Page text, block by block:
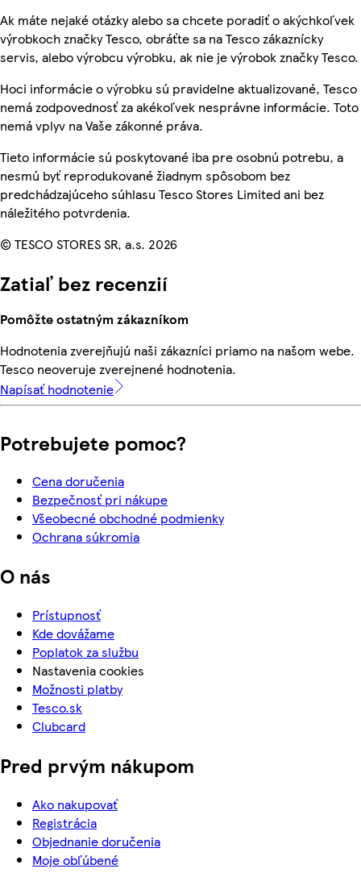
Ak máte nejaké otázky alebo sa chcete poradiť o akýchkoľvek
výrobkoch značky Tesco, obráťte sa na Tesco zákaznícky
servis, alebo výrobcu výrobku, ak nie je výrobok značky Tesco.
Hoci informácie o výrobku sú pravidelne aktualizované, Tesco
nemá zodpovednosť za akékoľvek nesprávne informácie. Toto
nemá vplyv na Vaše zákonné práva.
Tieto informácie sú poskytované iba pre osobnú potrebu, a
nesmú byť reprodukované žiadnym spôsobom bez
predchádzajúceho súhlasu Tesco Stores Limited ani bez
náležitého potvrdenia.
© TESCO STORES SR, a.s. 2026
Zatiaľ bez recenzií
Pomôžte ostatným zákazníkom
Hodnotenia zverejňujú naši zákazníci priamo na našom webe.
Tesco neoveruje zverejnené hodnotenia.
Napísať hodnotenie
Potrebujete pomoc?
Cena doručenia
Bezpečnosť pri nákupe
Všeobecné obchodné podmienky
Ochrana súkromia
O nás
Prístupnosť
Kde dovážame
Poplatok za službu
Nastavenia cookies
Možnosti platby
Tesco.sk
Clubcard
Pred prvým nákupom
Ako nakupovať
Registrácia
Objednanie doručenia
Moje obľúbené